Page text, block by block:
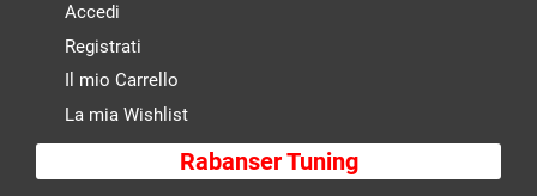
Accedi
Registrati
Il mio Carrello
La mia Wishlist
Rabanser Tuning